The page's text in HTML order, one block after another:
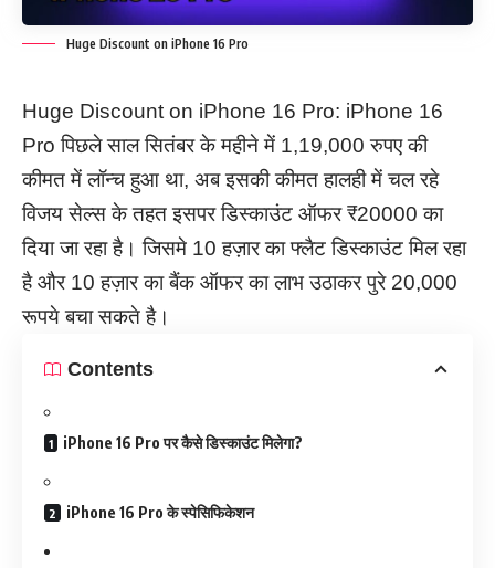
Huge Discount on iPhone 16 Pro
Huge Discount on iPhone 16 Pro: iPhone 16
Pro पिछले साल सितंबर के महीने में 1,19,000 रुपए की
कीमत में लॉन्च हुआ था, अब इसकी कीमत हालही में चल रहे
विजय सेल्स के तहत इसपर डिस्काउंट ऑफर ₹20000 का
दिया जा रहा है। जिसमे 10 हज़ार का फ्लैट डिस्काउंट मिल रहा
है और 10 हज़ार का बैंक ऑफर का लाभ उठाकर पुरे 20,000
रूपये बचा सकते है।
Contents
iPhone 16 Pro पर कैसे डिस्काउंट मिलेगा?
iPhone 16 Pro के स्पेसिफिकेशन